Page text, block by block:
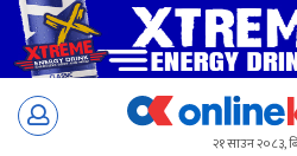
Skip
२१ साउन २०८३,